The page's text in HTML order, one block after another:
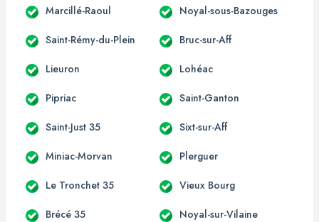
Marcillé-Raoul Noyal-sous-Bazouges
Saint-Rémy-du-Plein Bruc-sur-Aff
Lieuron Lohéac
Pipriac Saint-Ganton
Saint-Just 35 Sixt-sur-Aff
Miniac-Morvan Plerguer
Le Tronchet 35 Vieux Bourg
Brécé 35 Noyal-sur-Vilaine